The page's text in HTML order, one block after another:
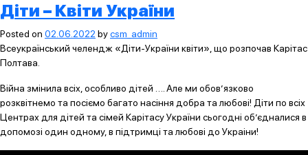
Діти – Квіти України
Posted on 02.06.2022 bycsm_admin
Всеукраїнський челендж «Діти-України квіти», що розпочав Карітас
Полтава.
Війна змінила всіх, особливо дітей …. Але ми обов’язково
розквітнемо та посіємо багато насіння добра та любові! Діти по всіх
Центрах для дітей та сімей Карітасу України сьогодні об’єдналися в
допомозі один одному, в підтримці та любові до Украіни!